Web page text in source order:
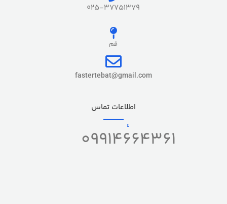
025-37751379
قم
fastertebat@gmail.com
اطلاعات تماس
09914664361